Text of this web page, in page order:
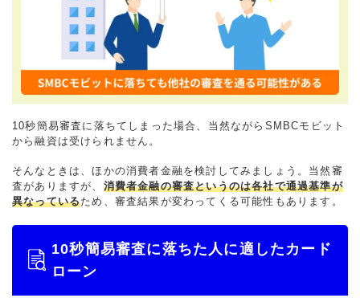
10秒簡易審査に落ちてしまった場合、当然ながらSMBCモビット
から融資は受けられません。
そんなときは、ほかの消費者金融を検討してみましょう。当然審
査がありますが、 消費者金融の審査というのは各社で通過基準が
異なっているため、審査結果が変わってくる可能性もあります。
10秒簡易審査に落ちた人に適したカード
ローン